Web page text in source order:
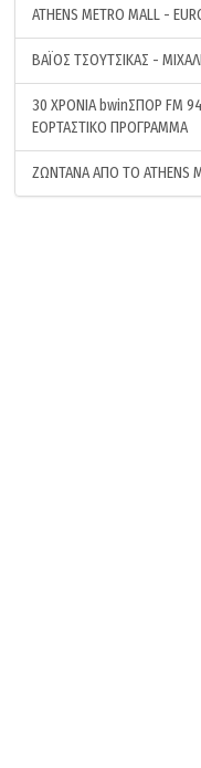
ATHENS METRO MALL -
ΒΑΪΟΣ ΤΣΟΥΤΣΙΚΑΣ -
30 ΧΡΟΝΙΑ bwinΣΠΟΡ FM
ΕΟΡΤΑΣΤΙΚΟ ΠΡΟΓΡΑΜΜΑ
ΖΩΝΤΑΝΑ ΑΠΟ ΤΟ ATHENS